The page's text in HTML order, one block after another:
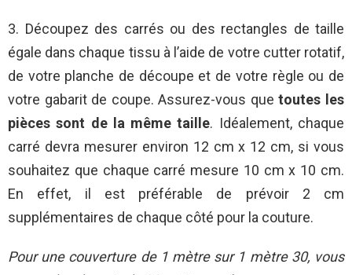
3. Découpez des carrés ou des rectangles de taille
égale dans chaque tissu à l’aide de votre cutter rotatif,
de votre planche de découpe et de votre règle ou de
votre gabarit de coupe. Assurez-vous quetoutes les
pièces sont de la même taille. Idéalement, chaque
carré devra mesurer environ 12 cm x 12 cm, si vous
souhaitez que chaque carré mesure 10 cm x 10 cm.
En effet, il est préférable de prévoir 2 cm
supplémentaires de chaque côté pour la couture.
Pour une couverture de 1 mètre sur 1 mètre 30, vous